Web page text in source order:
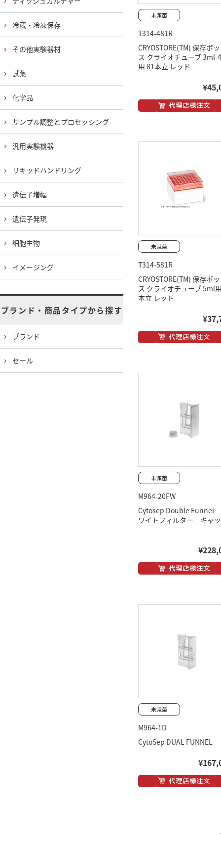
T314-481R
CRYOSTORE(TM) 保存ボ
ス クライオチューブ 3ml-
用 81本立 レッド
T314-581R
CRYOSTORE(TM) 保存ボ
ス クライオチューブ 5ml
本立 レッド
M964-20FW
Cytosep Double
ワイトフィルター キャ
M964-1D
CytoSep DUAL FUNNEL
冷蔵・冷凍保存
その他実験器材
試薬
化学品
サンプル調整とプロセッシング
汎用実験機器
リキッドハンドリング
遺伝子増幅
遺伝子発現
細胞生物
イメージング
ブランド・商品タイプから探す
ブランド
セール